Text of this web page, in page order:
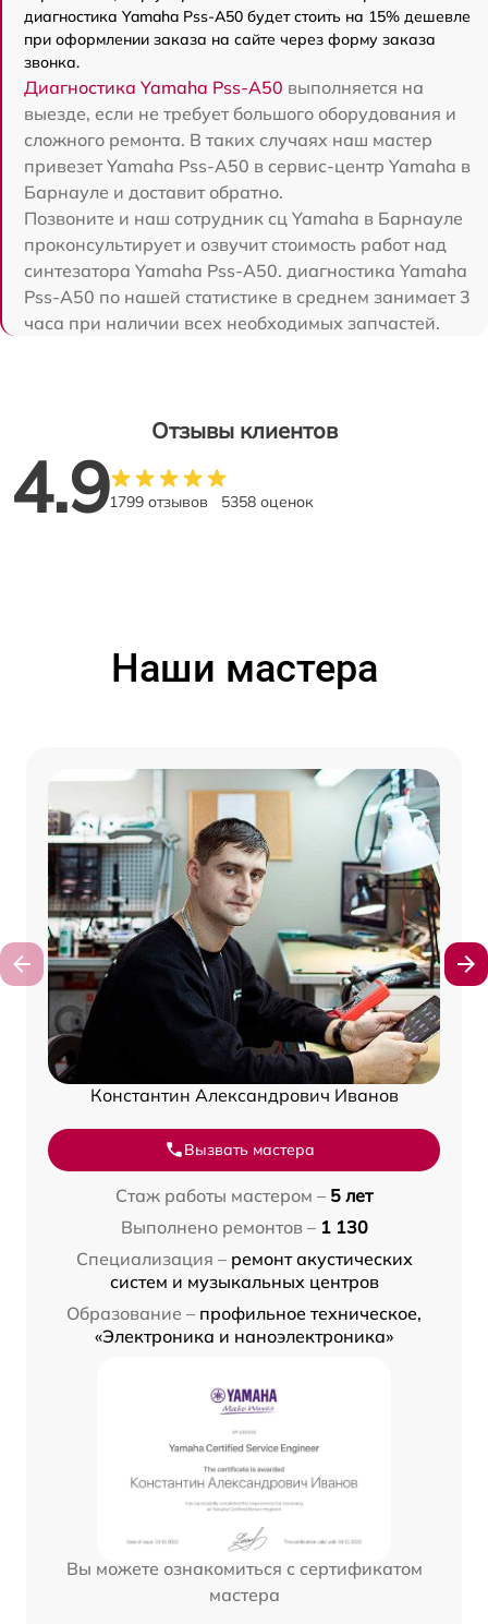
диагностика Yamaha Pss-A50 будет стоить на 15% дешевле
при оформлении заказа на сайте через форму заказа
звонка.
Диагностика Yamaha Pss-A50 выполняется на
выезде, если не требует большого оборудования и
сложного ремонта. В таких случаях наш мастер
привезет Yamaha Pss-A50 в сервис-центр Yamaha в
Барнауле и доставит обратно.
Позвоните и наш сотрудник сц Yamaha в Барнауле
проконсультирует и озвучит стоимость работ над
синтезатора Yamaha Pss-A50. диагностика Yamaha
Pss-A50 по нашей статистике в среднем занимает 3
часа при наличии всех необходимых запчастей.
Отзывы клиентов
4.91799 отзывов 5358 оценок
Наши мастера
Константин Александрович Иванов
Вызвать мастера
Стаж работы мастером – 5 лет
Выполнено ремонтов – 1 130
Специализация – ремонт акустических
систем и музыкальных центров
Образование – профильное техническое,
«Электроника и наноэлектроника»
Вы можете ознакомиться с сертификатом
мастера